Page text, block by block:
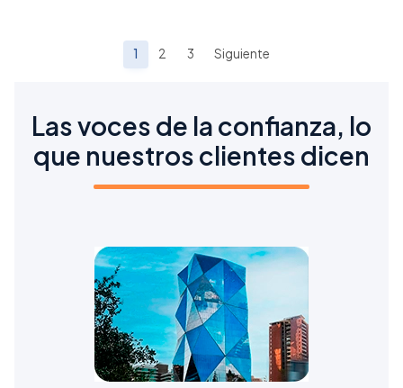
1 2 3 Siguiente
Las voces de la confianza, lo
que nuestros clientes dicen